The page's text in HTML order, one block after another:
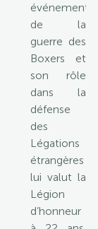
événements
de la
guerre des
Boxers et
son rôle
dans la
défense
des
Légations
étrangères
lui valut la
Légion
d’honneur